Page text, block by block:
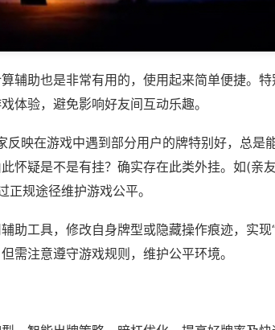
辅助也是非常有用的，使用起来简单便捷。特
体验，避免影响好友间互动乐趣。
反映在游戏中遇到部分用户的牌特别好，总是
怀疑是不是有挂？确实存在此类外挂。如(亲
规途径维护游戏公平。
助工具，修改自身牌型或隐藏操作痕迹，实现
需注意遵守游戏规则，维护公平环境。